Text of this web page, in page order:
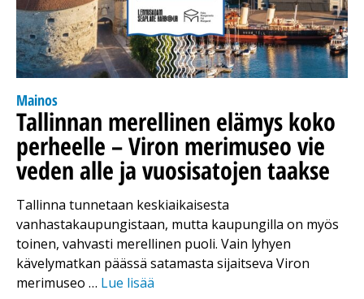
Mainos
Tallinnan merellinen elämys koko
perheelle – Viron merimuseo vie
veden alle ja vuosisatojen taakse
Tallinna tunnetaan keskiaikaisesta
vanhastakaupungistaan, mutta kaupungilla on myös
toinen, vahvasti merellinen puoli. Vain lyhyen
kävelymatkan päässä satamasta sijaitseva Viron
merimuseo … Lue lisää